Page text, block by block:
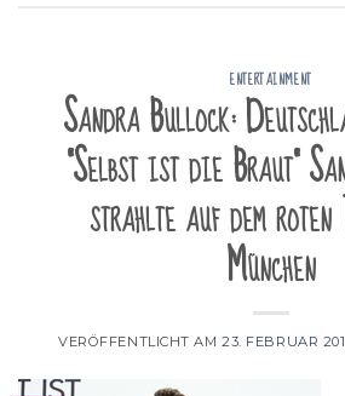
ENTERTAINMENT
Sandra Bullock:
"Selbst ist die Braut"
strahlte auf dem
München
VERÖFFENTLICHT AM23. FEBRUAR